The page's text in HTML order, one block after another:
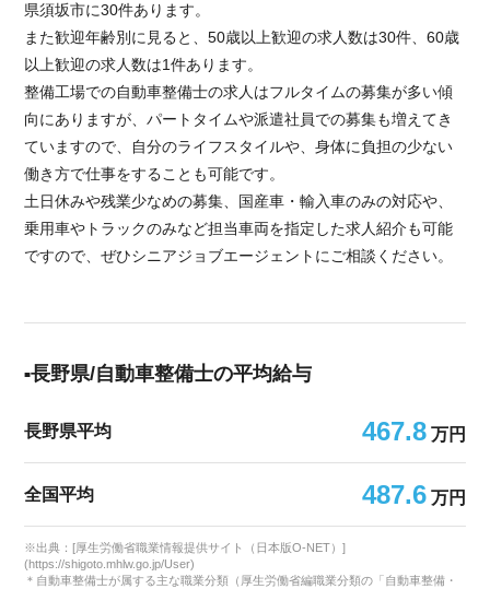
県須坂市に30件あります。
また歓迎年齢別に見ると、50歳以上歓迎の求人数は30件、60歳
以上歓迎の求人数は1件あります。
整備工場での自動車整備士の求人はフルタイムの募集が多い傾
向にありますが、パートタイムや派遣社員での募集も増えてき
ていますので、自分のライフスタイルや、身体に負担の少ない
働き方で仕事をすることも可能です。
土日休みや残業少なめの募集、国産車・輸入車のみの対応や、
乗用車やトラックのみなど担当車両を指定した求人紹介も可能
ですので、ぜひシニアジョブエージェントにご相談ください。
長野県/自動車整備士の平均給与
長野県平均 467.8 万円
全国平均 487.6 万円
※出典：[厚生労働省職業情報提供サイト（日本版O-NET）]
(https://shigoto.mhlw.go.jp/User)
＊自動車整備士が属する主な職業分類（厚生労働省編職業分類の「自動車整備・